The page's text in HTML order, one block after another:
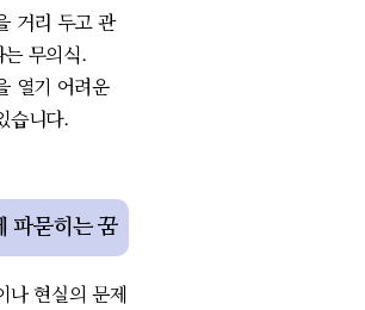
거리 두고 관
무의식.
열기 어려운
습니다.
파묻히는 꿈
나 현실의 문제